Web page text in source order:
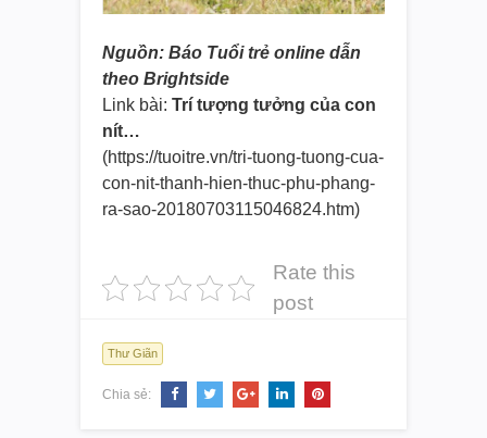
Nguồn: Báo Tuổi trẻ online dẫn
theo Brightside
Link bài: Trí tượng tưởng của con
nít…
(https://tuoitre.vn/tri-tuong-tuong-cua-
con-nit-thanh-hien-thuc-phu-phang-
ra-sao-20180703115046824.htm)
Rate this
post
Thư Giãn
Chia sẻ: